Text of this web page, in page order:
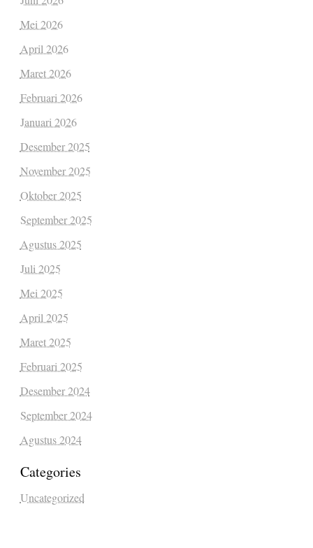
Mei 2026
April 2026
Maret 2026
Februari 2026
Januari 2026
Desember 2025
November 2025
Oktober 2025
September 2025
Agustus 2025
Juli 2025
Mei 2025
April 2025
Maret 2025
Februari 2025
Desember 2024
September 2024
Agustus 2024
Categories
Uncategorized